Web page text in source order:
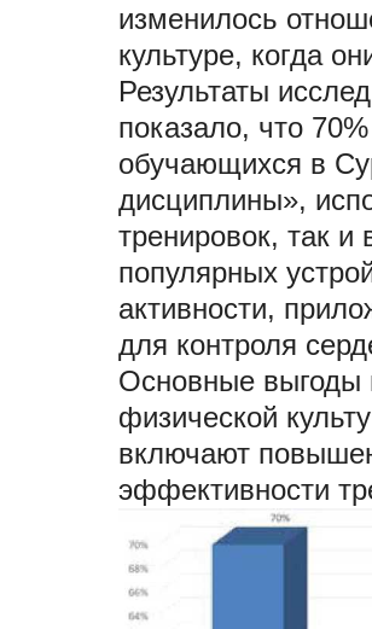
изменилось
культуре, когда
Результаты
показало, что
обучающихся в
дисциплины»,
тренировок, так
популярных
активности,
для контроля
Основные выгоды
физической
включают
эффективности